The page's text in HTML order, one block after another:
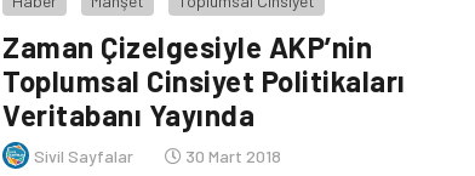
Zaman Çizelgesiyle AKP’nin
Toplumsal Cinsiyet Politikaları
Veritabanı Yayında
Sivil Sayfalar 30 Mart 2018